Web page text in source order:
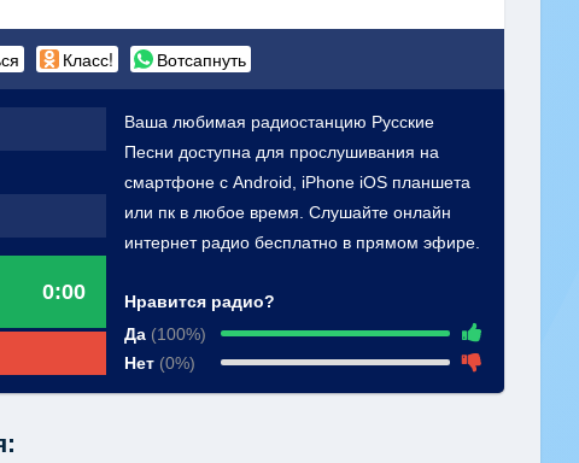
Класс! Вотсапнуть
0:00
Ваша любимая радиостанцию Русские
Песни доступна для прослушивания на
смартфоне с Android, iPhone iOS планшета
или пк в любое время. Слушайте онлайн
интернет радио бесплатно в прямом эфире.
Нравится радио?
Да (100%)
Нет (0%)